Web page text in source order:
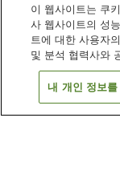
어떤
이메일 뉴스레
에 대한 최신
이 웹사이트는 쿠
사 웹사이트의 성
트에 대한 사용자
및 분석 협력사와
내 개인 정보